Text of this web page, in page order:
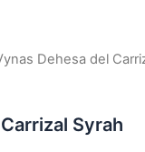
Dehesa del
Syrah